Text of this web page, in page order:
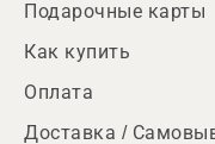
Подарочные карты
Как купить
Оплата
Доставка /